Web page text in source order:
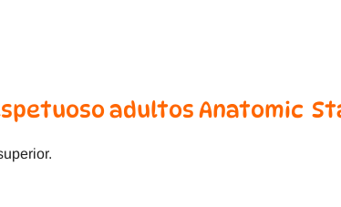
adultos Anatomic